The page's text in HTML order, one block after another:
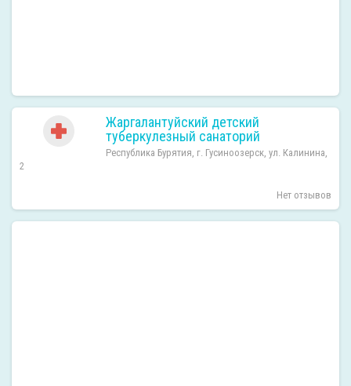
Жаргалантуйский детский
туберкулезный санаторий
Республика Бурятия, г. Гусиноозерск, ул. Калинина,
2
Нет отзывов